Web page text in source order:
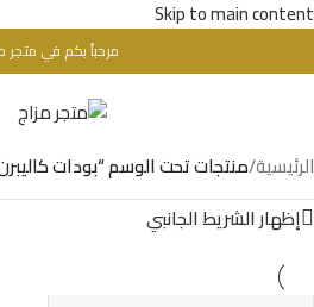
Skip to main content
تحذير : للبالغين فقط + 18 عام - WARINIG : Not For Sale For Minors
مرحباُ بكم في متجر
الرئيسية/منتجات تحت الوسم “بودات
إظهار الشريط الجانبي